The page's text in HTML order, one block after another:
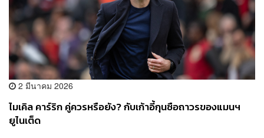
2 มีนาคม 2026
ไมเคิล คาร์ริก คู่ควรหรือยัง? กับเก้าอี้กุนซือถาวรของแมนฯ
ยูไนเต็ด